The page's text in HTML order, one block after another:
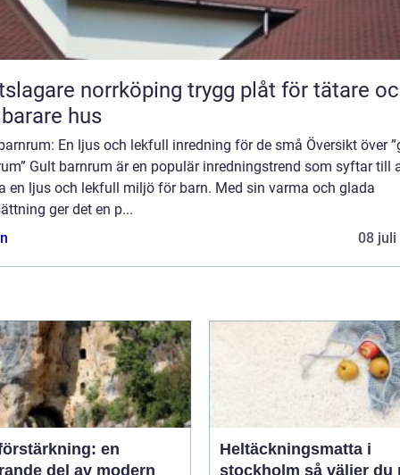
norrköping trygg plåt för tätare och
hus
En ljus och lekfull inredning för de små Översikt över
Gult barnrum är en populär inredningstrend som syftar till
en ljus och lekfull miljö för barn. Med sin varma och glada
ger det en p...
08 juli
en
del av modern
Heltäckningsmatta i
stockholm så väljer du rätt